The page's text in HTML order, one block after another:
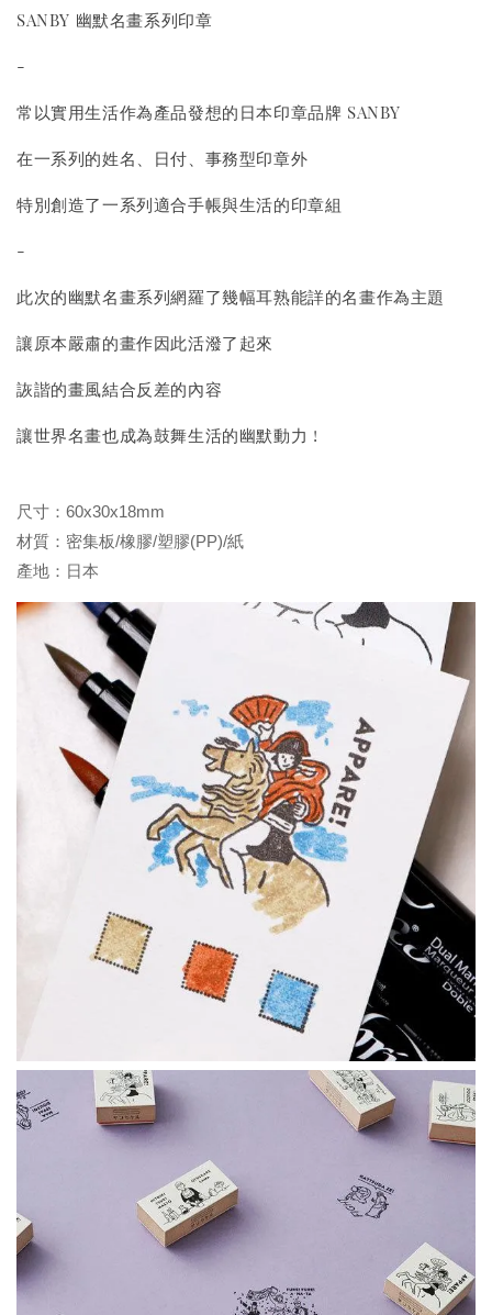
SANBY 幽默名畫系列印章
-
常以實用生活作為產品發想的日本印章品牌 SANBY
在一系列的姓名、日付、事務型印章外
特別創造了一系列適合手帳與生活的印章組
-
此次的幽默名畫系列網羅了幾幅耳熟能詳的名畫作為主題
讓原本嚴肅的畫作因此活潑了起來
詼諧的畫風結合反差的內容
讓世界名畫也成為鼓舞生活的幽默動力 !
尺寸：60x30x18mm
材質：密集板/橡膠/塑膠(PP)/紙
產地：日本